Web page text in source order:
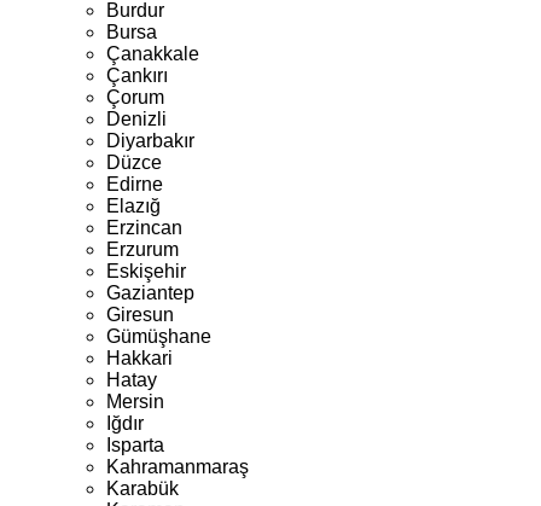
Burdur
Bursa
Çanakkale
Çankırı
Çorum
Denizli
Diyarbakır
Düzce
Edirne
Elazığ
Erzincan
Erzurum
Eskişehir
Gaziantep
Giresun
Gümüşhane
Hakkari
Hatay
Mersin
Iğdır
Isparta
Kahramanmaraş
Karabük